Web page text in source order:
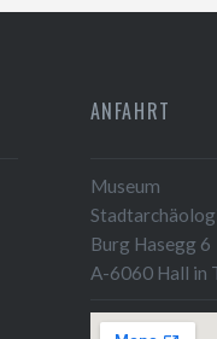
ANFAHRT
Museum
Burg Hasegg 6
A-6060 Hall in